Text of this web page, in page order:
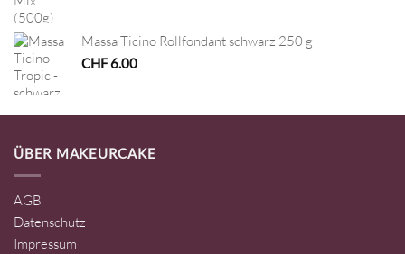
Massa Ticino Rollfondant schwarz 250 g
CHF6.00
ÜBER MAKEURCAKE
AGB
Datenschutz
Impressum